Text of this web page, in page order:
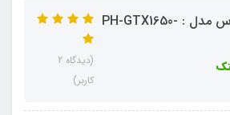
کارت گرافیک ایسوس مدل : PH-GTX1650-
(دیدگاه 2
کاربر)